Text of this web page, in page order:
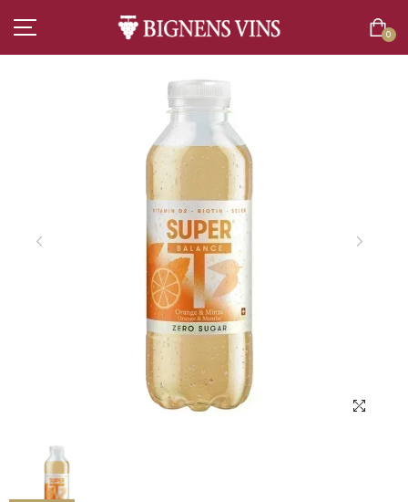
0
TOUT L’ASSORTIMENT
VINS
BOISSONS SANS ALCOOL
CATALOGUES
MAGASINS